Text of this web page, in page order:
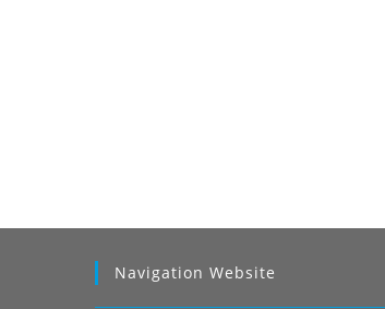
Navigation Website